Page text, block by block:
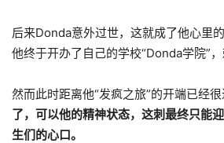
后来Donda意外过世，这就成了他心里
他终于开办了自己的学校“Donda学院”，
然而此时距离他“发疯之旅”的开端已经
了，可以他的精神状态，这刺最终只能
生们的心口。